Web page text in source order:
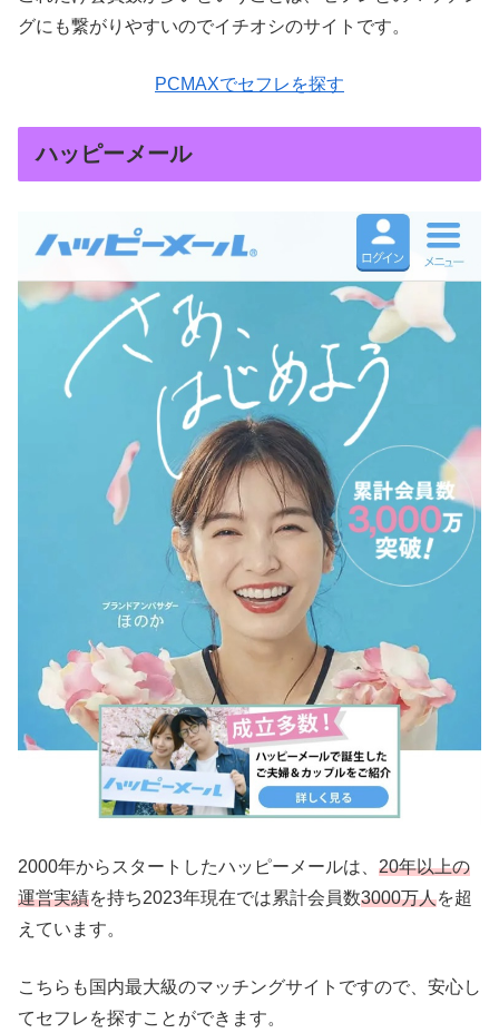
グにも繋がりやすいのでイチオシのサイトです。
PCMAXでセフレを探す
ハッピーメール
2000年からスタートしたハッピーメールは、 20年以上の
運営実績を持ち2023年現在では累計会員数3000万人を超
えています。
こちらも国内最大級のマッチングサイトですので、安心し
てセフレを探すことができます。